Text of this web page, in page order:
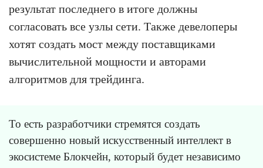
результат последнего в итоге должны
согласовать все узлы сети. Также девелоперы
хотят создать мост между поставщиками
вычислительной мощности и авторами
алгоритмов для трейдинга.
То есть разработчики стремятся создать
совершенно новый искусственный интеллект в
экосистеме Блокчейн, который будет независимо